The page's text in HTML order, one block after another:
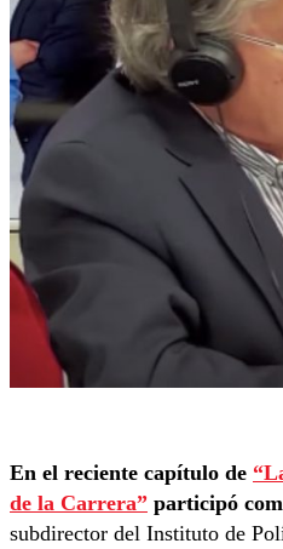
En el reciente capítulo de
de la Carrera” participó
subdirector del Instituto de